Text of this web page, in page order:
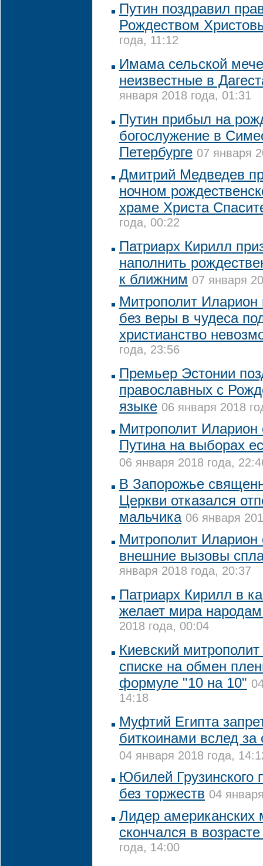
Путин поздравил
Рождеством
года, 11:12
Имама сельской
неизвестные в
января 2018 года, 01:31
Путин прибыл на
богослужение в
Петербурге 07 января
Дмитрий Медведев
ночном
храме Христа
года, 00:22
Патриарх Кирилл
наполнить
к ближним 07 января
Митрополит Иларион
без веры в чудеса
христианство
года, 23:56
Премьер Эстонии
православных с
языке 06 января 2018
Митрополит Иларион
Путина на выборах
06 января 2018 года,
В Запорожье
Церкви отказался
мальчика 06 января
Митрополит Иларион
внешние вызовы
января 2018 года, 20:37
Патриарх Кирилл в
желает мира
2018 года, 00:04
Киевский
списке на обмен
формуле "10 на 10"
14:18
Муфтий Египта
биткоинами вслед за
04 января 2018 года,
Юбилей Грузинского
без торжеств 04
Лидер американских
скончался в
года, 14:00